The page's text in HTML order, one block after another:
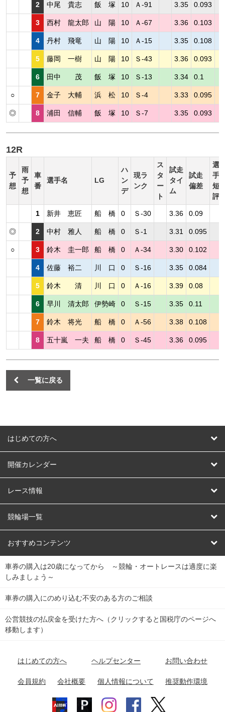
2 中尾 貴志 飯 塚 10 Ａ-91 3.35 0.093
3 西村 龍太郎 山 陽 10 Ａ-67 3.36 0.103
4 丹村 飛竜 山 陽 10 Ａ-15 3.35 0.108
5 藤岡 一樹 山 陽 10 Ｓ-43 3.36 0.093
6 田中 茂 飯 塚 10 Ｓ-13 3.34 0.1
○ 7 金子 大輔 浜 松 10 Ｓ-4 3.33 0.095
◎ 8 浦田 信輔 飯 塚 10 Ｓ-7 3.35 0.093
12R
予
想
雨
予
想
車
番
選手名 LG
ハ
ン
デ
現ラ
ンク
ス
タ
ー
ト
試走
タイ
ム
試走
偏差
選
手
短
評
1 新井 恵匠 船 橋 0 Ｓ-30 3.36 0.09
◎ 2 中村 雅人 船 橋 0 Ｓ-1 3.31 0.095
○ 3 鈴木 圭一郎 船 橋 0 Ａ-34 3.30 0.102
4 佐藤 裕二 川 口 0 Ｓ-16 3.35 0.084
5 鈴木 清 川 口 0 Ａ-16 3.39 0.08
6 早川 清太郎 伊勢崎 0 Ｓ-15 3.35 0.11
7 鈴木 将光 船 橋 0 Ａ-56 3.38 0.108
8 五十嵐 一夫 船 橋 0 Ｓ-45 3.36 0.095
一覧に戻る
はじめての方へ
はじめての方へ
開催カレンダー
競輪
オートレース
競輪くじ
Dokanto!
チャリロトプラザ
レース情報
レース予想
レース結果
キャリーオーバー一覧
競輪場一覧
北日本 函館競輪場
関
東
弥彦競輪場 前橋競輪場 取手競輪場 宇都宮競輪場
関
東
小田原競輪場
名古屋競輪場 岐阜競輪場 大垣競輪場 豊橋競輪場
富山競輪場 松阪競輪場 四日市競輪場
福井競輪場 奈良競輪場 向日町競輪場
おすすめコンテンツ
競輪選手情報
Perfecta Navi
netkeirin
車券の購入は20歳になってから ～競輪・オートレースは適度に楽
しみましょう～
車券の購入にのめり込む不安のある方のご相談
公営競技の払戻金を受けた方へ（クリックすると国税庁のページへ
移動します）
はじめての方へ ヘルプセンター お問い合わせ
会員規約 会社概要 個人情報について 推奨動作環境